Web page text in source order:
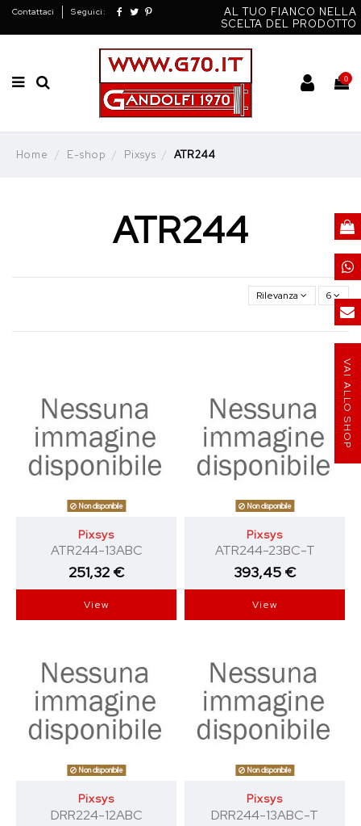
Contattaci Seguici:
AL TUO FIANCO NELLA
SCELTA DEL PRODOTTO
0
Home E-shop Pixsys ATR244
ATR244
Rilevanza 6
Non disponibile
Pixsys
ATR244-13ABC
251,32 €
View
Non disponibile
Pixsys
ATR244-23BC-T
393,45 €
View
Non disponibile
Pixsys
DRR224-12ABC
Non disponibile
Pixsys
DRR244-13ABC-T
VAI ALLO SHOP